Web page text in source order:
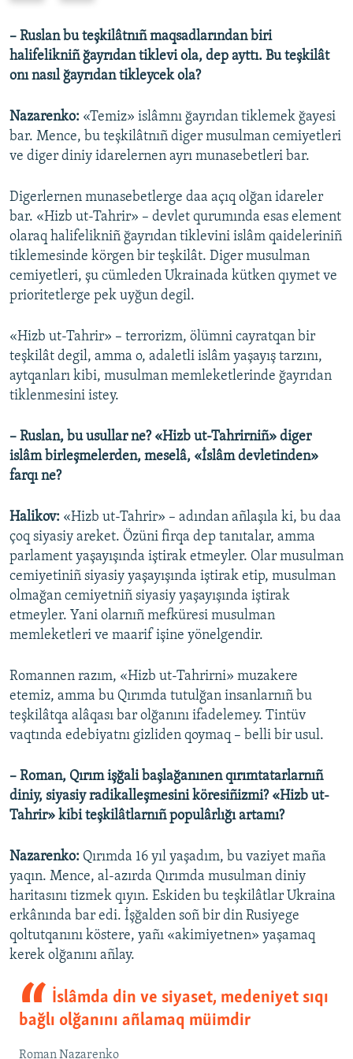
v
i
o
s
s
l
d
e
t
s
d
e
– Ruslan bu teşkilâtnıñ maqsadlarından biri
halifelikniñ ğayrıdan tiklevi ola, dep ayttı. Bu teşkilât
onı nasıl ğayrıdan tikleycek ola?
Nazarenko: «Temiz» islâmnı ğayrıdan tiklemek ğayesi
bar. Mence, bu teşkilâtnıñ diger musulman cemiyetleri
ve diger diniy idarelernen ayrı munasebetleri bar.
Digerlernen munasebetlerge daa açıq olğan idareler
bar. «Hizb ut-Tahrir» – devlet qurumında esas element
olaraq halifelikniñ ğayrıdan tiklevini islâm qaideleriniñ
tiklemesinde körgen bir teşkilât. Diger musulman
cemiyetleri, şu cümleden Ukrainada kütken qıymet ve
prioritetlerge pek uyğun degil.
«Hizb ut-Tahrir» – terrorizm, ölümni cayratqan bir
teşkilât degil, amma o, adaletli islâm yaşayış tarzını,
aytqanları kibi, musulman memleketlerinde ğayrıdan
tiklenmesini istey.
– Ruslan, bu usullar ne? «Hizb ut-Tahrirniñ» diger
islâm birleşmelerden, meselâ, «İslâm devletinden»
farqı ne?
Halikov: «Hizb ut-Tahrir» – adından añlaşıla ki, bu daa
çoq siyasiy areket. Özüni firqa dep tanıtalar, amma
parlament yaşayışında iştirak etmeyler. Olar musulman
cemiyetiniñ siyasiy yaşayışında iştirak etip, musulman
olmağan cemiyetniñ siyasiy yaşayışında iştirak
etmeyler. Yani olarnıñ mefküresi musulman
memleketleri ve maarif işine yönelgendir.
Romannen razım, «Hizb ut-Tahrirni» muzakere
etemiz, amma bu Qırımda tutulğan insanlarnıñ bu
teşkilâtqa alâqası bar olğanını ifadelemey. Tintüv
vaqtında edebiyatnı gizliden qoymaq – belli bir usul.
– Roman, Qırım işğali başlağanınen qırımtatarlarnıñ
diniy, siyasiy radikalleşmesini köresiñizmi? «Hizb ut-
Tahrir» kibi teşkilâtlarnıñ populârlığı artamı?
Nazarenko: Qırımda 16 yıl yaşadım, bu vaziyet maña
yaqın. Mence, al-azırda Qırımda musulman diniy
haritasını tizmek qıyın. Eskiden bu teşkilâtlar Ukraina
erkânında bar edi. İşğalden soñ bir din Rusiyege
qoltutqanını köstere, yañı «akimiyetnen» yaşamaq
kerek olğanını añlay.
İslâmda din ve siyaset, medeniyet sıqı
bağlı olğanını añlamaq müimdir
Roman Nazarenko